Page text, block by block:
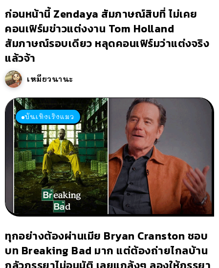
ก่อนหน้านี้ Zendaya สัมภาษณ์สิบที่ ไม่เคย
คอนเฟิร์มข่าวแต่งงาน Tom Holland
สัมภาษณ์รอบเดียว หลุดคอนเฟิร์มว่าแต่งจริง
แล้วจ้า
เหมียวนานะ
บันเทิงเริงแมว
ทุกอย่างต้องผ่านเมีย Bryan Cranston ชอบ
บท Breaking Bad มาก แต่ต้องถ่ายไกลบ้าน